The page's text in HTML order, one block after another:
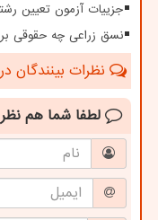
جزییات آزمون تعیین
نسق زراعی چه حقوقی
نظرات بینندگان
لطفا شما هم